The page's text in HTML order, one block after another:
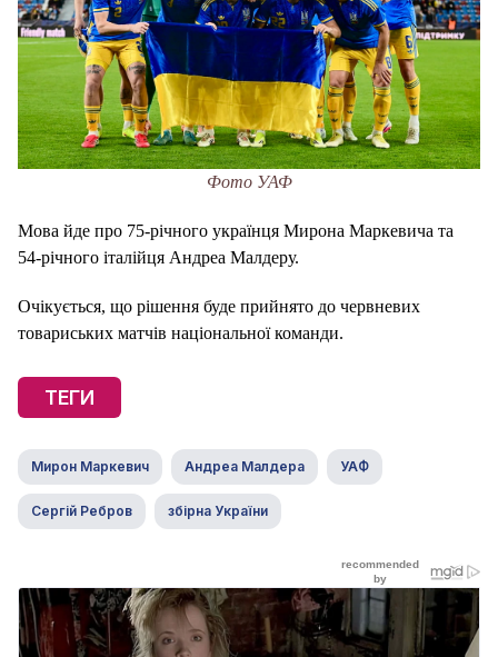
Фото УАФ
Мова йде про 75-річного українця Мирона Маркевича та
54-річного італійця Андреа Малдеру.
Очікується, що рішення буде прийнято до червневих
товариських матчів національної команди.
ТЕГИ
Мирон Маркевич Андреа Малдера УАФ
Сергій Ребров збірна України